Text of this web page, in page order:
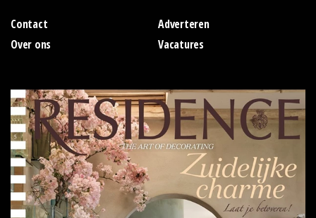
Contact
Adverteren
Over ons
Vacatures